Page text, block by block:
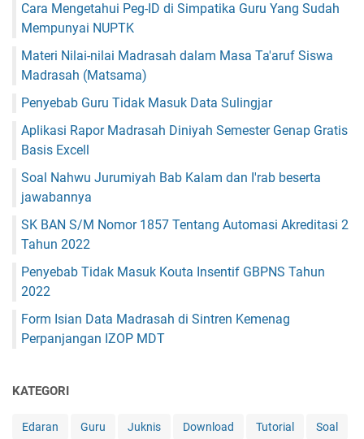
Cara Mengetahui Peg-ID di Simpatika Guru Yang Sudah
Mempunyai NUPTK
Materi Nilai-nilai Madrasah dalam Masa Ta'aruf Siswa
Madrasah (Matsama)
Penyebab Guru Tidak Masuk Data Sulingjar
Aplikasi Rapor Madrasah Diniyah Semester Genap Gratis
Basis Excell
Soal Nahwu Jurumiyah Bab Kalam dan I'rab beserta
jawabannya
SK BAN S/M Nomor 1857 Tentang Automasi Akreditasi 2
Tahun 2022
Penyebab Tidak Masuk Kouta Insentif GBPNS Tahun
2022
Form Isian Data Madrasah di Sintren Kemenag
Perpanjangan IZOP MDT
KATEGORI
Edaran Guru Juknis Download Tutorial Soal